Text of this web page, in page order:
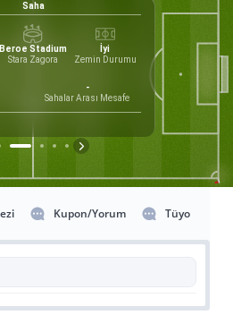
Saha
Beroe Stadium
Stara Zagora
İyi
Zemin Durumu
-
Sahalar Arası Mesafe
Kupon/Yorum Tüyo